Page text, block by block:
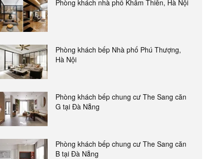
Phòng khách nhà phố Khâm Thiên, Hà Nội
Phòng khách bếp Nhà phố Phú Thượng,
Hà Nội
Phòng khách bếp chung cư The Sang căn
G tại Đà Nẵng
Phòng khách bếp chung cư The Sang căn
B tại Đà Nẵng